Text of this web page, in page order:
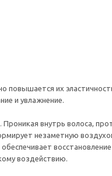
их
и увлажнение.
внутрь волоса,
незаметную
воздействию.